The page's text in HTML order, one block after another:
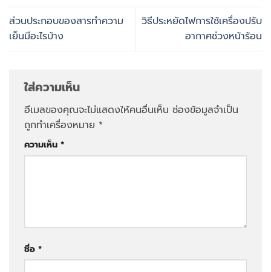
ส่วนประกอบของสารทำความ
เย็นมีอะไรบ้าง
วิธีประหยัดไฟการใช้เครื่องปรับ
อากาศช่วงหน้าร้อน
ใส่ความเห็น
อีเมลของคุณจะไม่แสดงให้คนอื่นเห็น ช่องข้อมูลจำเป็น
ถูกทำเครื่องหมาย *
ความเห็น *
ชื่อ *